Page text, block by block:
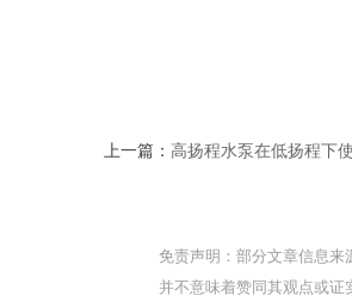
上一篇： 高扬程水泵在低扬程下
免责声明：部分文章信息来
并不意味着赞同其观点或证